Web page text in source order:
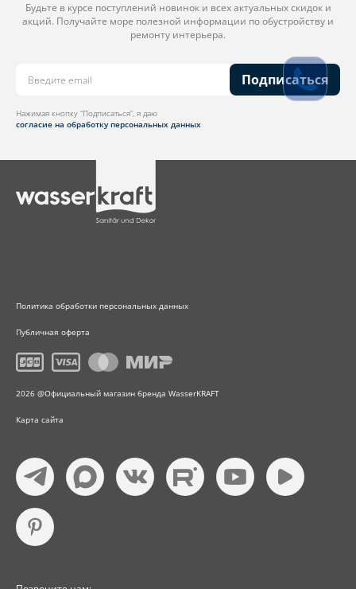
Будьте в курсе поступлений новинок и всех актуальных скидок и
акций. Получайте море полезной информации по обустройству и
ремонту интерьера.
Подписаться
Нажимая кнопку “Подписаться”, я даю
согласие на обработку персональных данных
Политика обработки персональных данных
Публичная оферта
2026 @Официальный магазин бренда WasserKRAFT
Карта сайта